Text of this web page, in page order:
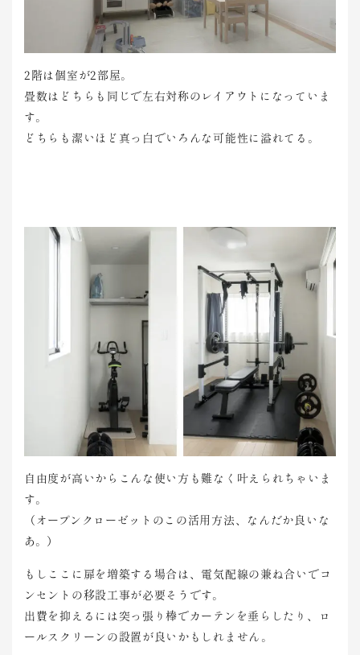
2階は個室が2部屋。
畳数はどちらも同じで左右対称のレイアウトになっていま
す。
どちらも潔いほど真っ白でいろんな可能性に溢れてる。
自由度が高いからこんな使い方も難なく叶えられちゃいま
す。
（オープンクローゼットのこの活用方法、なんだか良いな
あ。）
もしここに扉を増築する場合は、電気配線の兼ね合いでコ
ンセントの移設工事が必要そうです。
出費を抑えるには突っ張り棒でカーテンを垂らしたり、ロ
ールスクリーンの設置が良いかもしれません。